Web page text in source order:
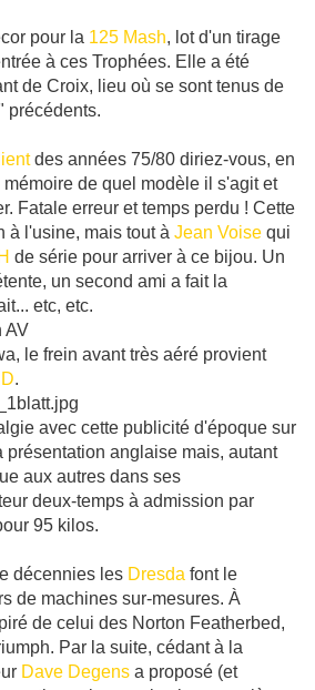
pour la 125 Mash, lot d'un tirage
à ces Trophées. Elle a été
de Croix, lieu où se sont tenus de
précédents.
des années 75/80 diriez-vous, en
de quel modèle il s'agit et
Fatale erreur et temps perdu ! Cette
à l'usine, mais tout à Jean Voise qui
de série pour arriver à ce bijou. Un
un second ami a fait la
etc, etc.
le frein avant très aéré provient
.
avec cette publicité d'époque sur
présentation anglaise mais, autant
aux autres dans ses
deux-temps à admission par
95 kilos.
décennies les Dresda font le
de machines sur-mesures. À
de celui des Norton Featherbed,
Par la suite, cédant à la
Dave Degens a proposé (et